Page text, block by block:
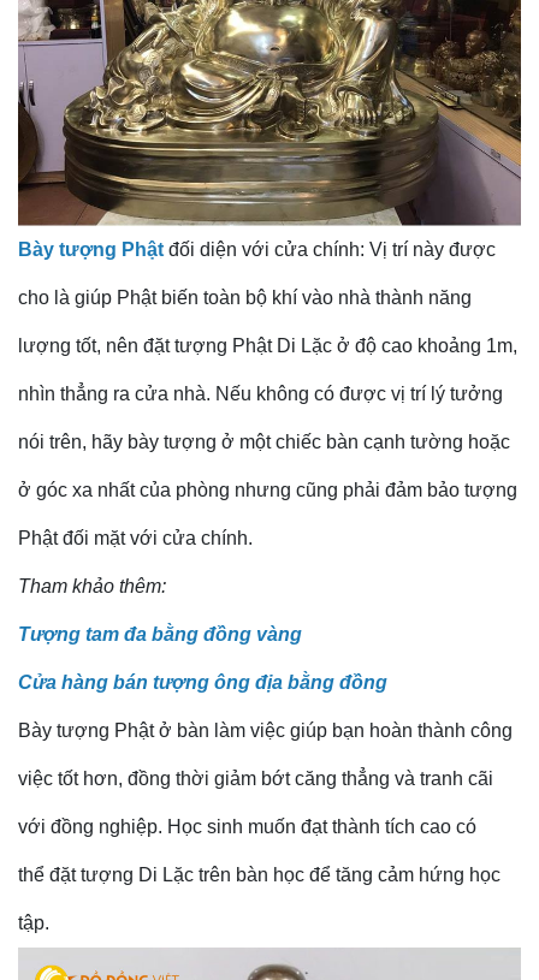
Bày tượng Phật đối diện với cửa chính: Vị trí này được
cho là giúp Phật biến toàn bộ khí vào nhà thành năng
lượng tốt, nên đặt tượng Phật Di Lặc ở độ cao khoảng 1m,
nhìn thẳng ra cửa nhà. Nếu không có được vị trí lý tưởng
nói trên, hãy bày tượng ở một chiếc bàn cạnh tường hoặc
ở góc xa nhất của phòng nhưng cũng phải đảm bảo tượng
Phật đối mặt với cửa chính.
Tham khảo thêm:
Tượng tam đa bằng đồng vàng
Cửa hàng bán tượng ông địa bằng đồng
Bày tượng Phật ở bàn làm việc giúp bạn hoàn thành công
việc tốt hơn, đồng thời giảm bớt căng thẳng và tranh cãi
với đồng nghiệp. Học sinh muốn đạt thành tích cao có
thể đặt tượng Di Lặc trên bàn học để tăng cảm hứng học
tập.